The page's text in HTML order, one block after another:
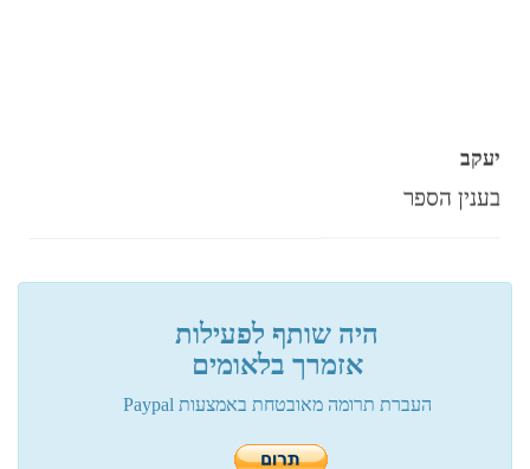
בענין הספר
פלוני
מעגל תשעים ותשעהיה שותף לפעילות
אזמרך בלאומים
העברת תרומה מאובטחת באמצעות Paypal